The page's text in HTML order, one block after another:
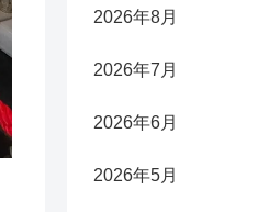
2026年8月
2026年7月
2026年6月
2026年5月